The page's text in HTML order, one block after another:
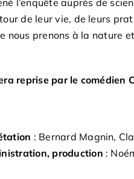
l’enquête auprès de
de leur vie, de leurs
nous prenons à la nature
reprise par le comédien
: Bernard Magnin,
production :